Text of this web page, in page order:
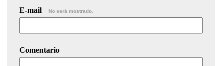
E-mail No será mostrado.
Comentario